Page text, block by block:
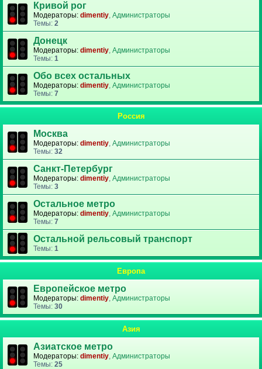
Кривой рог
Модераторы: dimentiy, Администраторы
Темы: 2
Донецк
Модераторы: dimentiy, Администраторы
Темы: 1
Обо всех остальных
Модераторы: dimentiy, Администраторы
Темы: 7
Россия
Москва
Модераторы: dimentiy, Администраторы
Темы: 32
Санкт-Петербург
Модераторы: dimentiy, Администраторы
Темы: 3
Остальное метро
Модераторы: dimentiy, Администраторы
Темы: 7
Остальной рельсовый транспорт
Темы: 1
Европа
Европейское метро
Модераторы: dimentiy, Администраторы
Темы: 30
Азия
Азиатское метро
Модераторы: dimentiy, Администраторы
Темы: 25